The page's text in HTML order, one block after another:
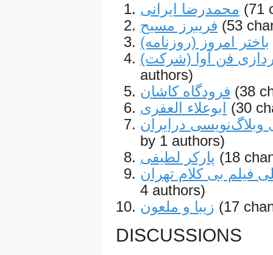
محمدرضا ایرانی (71
فریبرز مسیح (53
باختر امروز (روزنامه)
فن آوا (شرکت)
authors)
فرودگاه کاشان (38
ابوعلاء العفری
(30
درایران
by 1 authors)
پارکر لطیفی (18
فیلم بی کلام تهران
4 authors)
زیبا و ملعون (17
DISCUSSIONS